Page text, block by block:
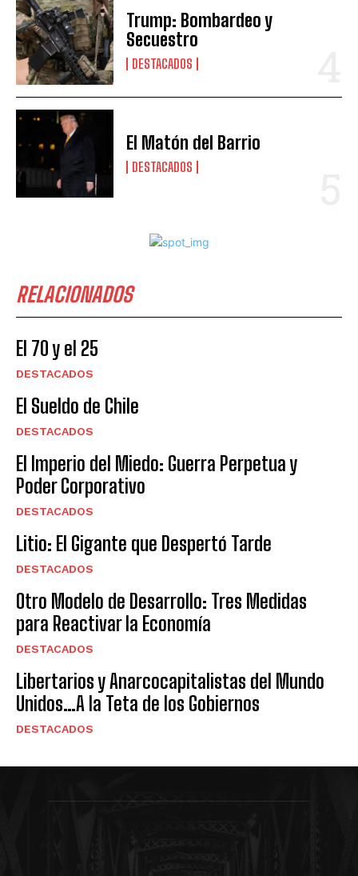
Trump: Bombardeo y
Secuestro
DESTACADOS
El Matón del Barrio
DESTACADOS
RELACIONADOS
El 70 y el 25
DESTACADOS
El Sueldo de Chile
DESTACADOS
El Imperio del Miedo: Guerra Perpetua y
Poder Corporativo
DESTACADOS
Litio: El Gigante que Despertó Tarde
DESTACADOS
Otro Modelo de Desarrollo: Tres Medidas
para Reactivar la Economía
DESTACADOS
Libertarios y Anarcocapitalistas del Mundo
Unidos…A la Teta de los Gobiernos
DESTACADOS